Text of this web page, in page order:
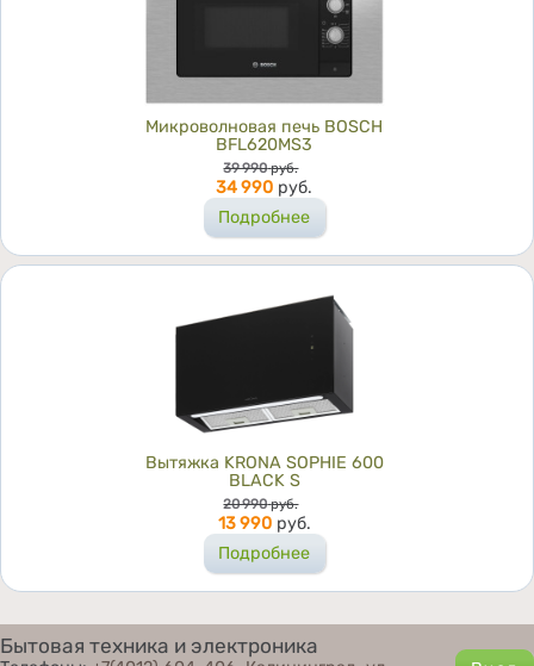
Микроволновая печь BOSCH
BFL620MS3
Цена
39 990 руб.
34 990 руб.
Подробнее
Вытяжка KRONA SOPHIE 600
BLACK S
Цена
20 990 руб.
13 990 руб.
Подробнее
Бытовая техника и электроника